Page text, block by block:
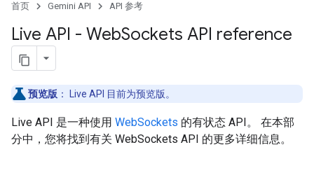
首页 Gemini API API 参考
Live API - WebSockets API reference
预览版 ： Live API 目前为预览版。
Live API 是一种使用 WebSockets 的有状态 API。 在本部
分中，您将找到有关 WebSockets API 的更多详细信息。